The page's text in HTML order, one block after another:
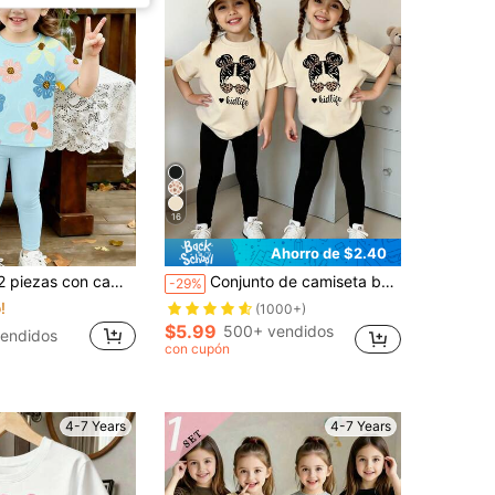
y leggings de unicolor para niña, lindo y minimalista, cómodo y adecuado para salidas, vacaciones y la escuela en verano
16
Ahorro de $2.40
-29% Conjunto de camiseta básica y leggings casuales y de moda para niñas, con estampados creativos y personalizados de retratos de niñas, estampado de leopardo, lazos, gafas de sol, corazones y eslóganes, para uso diario cómodo en primavera, verano y otoño. Conjunto de 2 piezas versátil para todas las estaciones para niñas
(1000+)
$5.99 500+ vendidos
con cupón
4-7 Years 4-7 Years